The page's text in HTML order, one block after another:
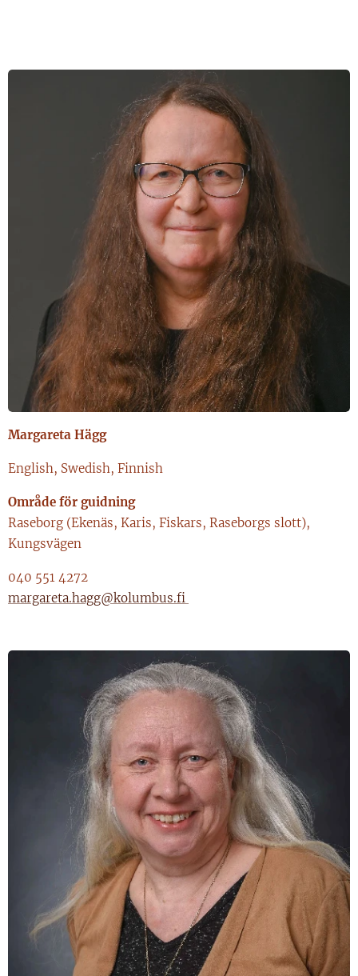
Margareta Hägg
English, Swedish, Finnish
Område för guidning
Raseborg (Ekenäs, Karis, Fiskars, Raseborgs slott),
Kungsvägen
040 551 4272
margareta.hagg@kolumbus.fi